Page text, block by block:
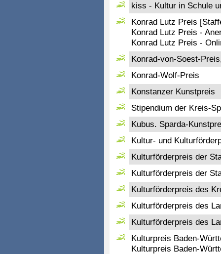
kiss - Kultur in Schule
Konrad Lutz Preis
Konrad Lutz Preis -
Konrad Lutz Preis -
Konrad-von-Soest-
Konrad-Wolf-Preis
Konstanzer Kunstpreis
Stipendium der Kreis-
Kubus. Sparda-
Kultur- und
Kulturförderpreis der
Kulturförderpreis der
Kulturförderpreis des
Kulturförderpreis des
Kulturförderpreis des
Kulturpreis Baden-
Kulturpreis Baden-